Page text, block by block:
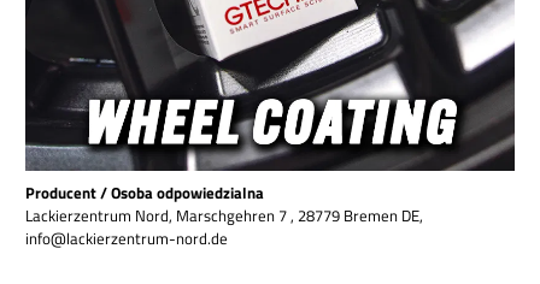
Producent / Osoba odpowiedzialna
Lackierzentrum Nord, Marschgehren 7 , 28779 Bremen DE,
info@lackierzentrum-nord.de